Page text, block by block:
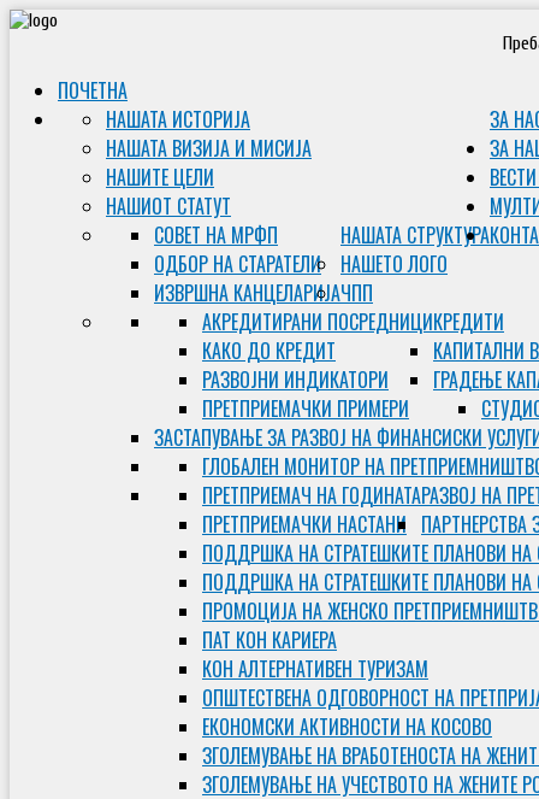
ПОЧЕТНА
ЗА
НАШАТА ИСТОРИЈА
НАШАТА ВИЗИЈА И МИСИЈА
НАШИТЕ ЦЕЛИ
НАШИОТ СТАТУТ
НАШАТА СТРУКТУРА
СОВЕТ НА МРФП
ОДБОР НА СТАРАТЕЛИ
ИЗВРШНА КАНЦЕЛАРИЈА
НАШЕТО ЛОГО
ЧПП
ЗА
КРЕДИТИ
АКРЕДИТИРАНИ ПОСРЕДНИЦИ
КАКО ДО КРЕДИТ
РАЗВОЈНИ ИНДИКАТОРИ
ПРЕТПРИЕМАЧКИ ПРИМЕРИ
КАПИТАЛНИ
ГРАДЕЊЕ
ЗАСТАПУВАЊЕ ЗА РАЗВОЈ НА ФИНАНСИСКИ
ГЛОБАЛЕН МОНИТОР НА
РАЗВОЈ НА
ПРЕТПРИЕМАЧ НА ГОДИНАТА
ПРЕТПРИЕМАЧКИ НАСТАНИ ПАРТНЕРСТВА
ПОДДРШКА НА СТРАТЕШКИТЕ ПЛАНОВИ НА
ПОДДРШКА НА СТРАТЕШКИТЕ ПЛАНОВИ НА
ПРОМОЦИЈА НА ЖЕНСКО
ПАТ КОН КАРИЕРА
КОН АЛТЕРНАТИВЕН ТУРИЗАМ
ОПШТЕСТВЕНА ОДГОВОРНОСТ НА
ЕКОНОМСКИ АКТИВНОСТИ НА КОСОВО
ЗГОЛЕМУВАЊЕ НА ВРАБОТЕНОСТА НА
ЗГОЛЕМУВАЊЕ НА УЧЕСТВОТО НА ЖЕНИТЕ